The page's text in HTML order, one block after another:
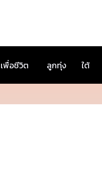
เพื่อชีวิต ลูกทุ่ง ใต้